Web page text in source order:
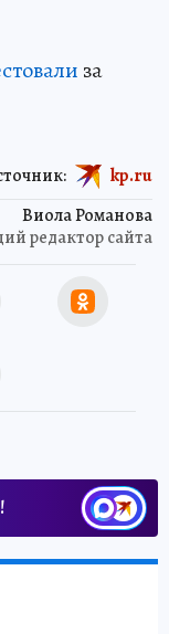
за
Виола Романова
редактор сайта
kp.ru